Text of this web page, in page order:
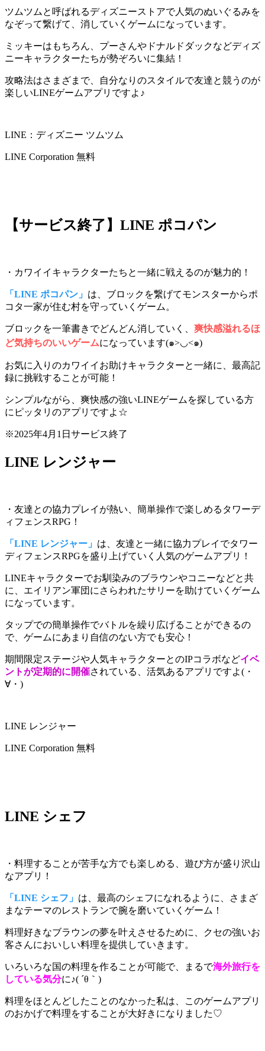
ツムツムと呼ばれるディズニーストアで人気のぬいぐるみを
なぞって繋げて、消していくゲームになっています。
ミッキーはもちろん、プーさんやドナルドダックなどディズ
ニーキャラクターたちが勢ぞろいに集結 ！
攻略法はさまざまで、
自分なりのスタイルで友達と競うのが
楽しいLINEゲームアプリですよ♪
LINE：ディズニー ツムツム
LINE Corporation 無料
【サービス終了】LINE ポコパン
・カワイイキャラクターたちと一緒に戦えるのが魅力的！
「LINE ポコパン」 は、ブロックを繋げてモンスターからポ
コタ一家が住む村を守っていくゲーム。
ブロックを一筆書きでどんどん消していく、 爽快感溢れるほ
ど気持ちのいいゲームになっています(๑>◡<๑)
お気に入りのカワイイお助けキャラクターと一緒に
、最高記
録に挑戦することが可能！
シンプルながら、爽快感の強いLINEゲームを探している方
にピッタリのアプリですよ☆
※2025年4月1日サービス終了
LINE レンジャー
・友達との協力プレイが熱い、簡単操作で楽しめるタワーデ
ィフェンスRPG！
「LINE レンジャー」 は、友達と一緒に協力プレイでタワー
ディフェンスRPGを盛り上げていく人気のゲームアプリ！
LINEキャラクターでお馴染みのブラウンやコニーなどと共
に、エイリアン軍団にさらわれたサリーを助けていくゲーム
になっています。
タップでの簡単操作でバトルを繰り広げることができるの
で、ゲームにあまり自信のない方でも安心！
期間限定ステージや人気キャラクターとのIPコラボなどイベ
ントが定期的に開催されている、活気あるアプリですよ(・
∀・)
LINE レンジャー
LINE Corporation 無料
LINE シェフ
・料理することが苦手な方でも楽しめる、遊び方が盛り沢山
なアプリ！
「LINE シェフ」 は、最高のシェフになれるように、さまざ
まなテーマのレストランで腕を磨いていくゲーム！
料理好きなブラウンの夢を叶えさせるために
クセの強いお
客さんにおいしい料理を提供 していきます。
いろいろな国の料理を作ることが可能で、まるで海外旅行を
している気分に♪( ´θ｀)
料理をほとんどしたことのなかった私は、このゲームアプリ
のおかげで料理をすることが大好きになりました♡